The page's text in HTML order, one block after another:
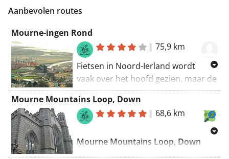
Aanbevolen routes
Mourne-ingen Rond
|75,9 km
Fietsen in Noord-Ierland wordt
vaak over het hoofd gezien, maar de
regio biedt verrassend
schilderachtige en belonende
routes - vooral rond de Mourne
begint in Newcastle en combineert
kustfietsen met uitdagende
Mourne Mountains Loop, Down
| 68,6 km
Mourne Mountains Loop, Down